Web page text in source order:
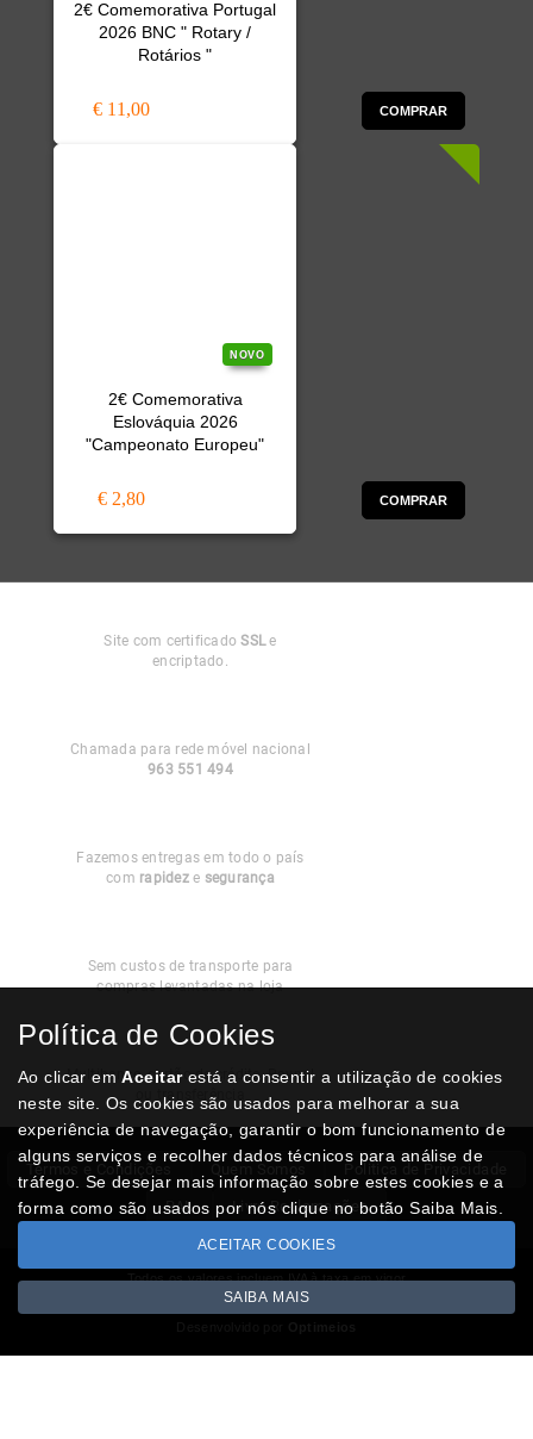
2€ Comemorativa Portugal
2026 BNC " Rotary /
Rotários "
€ 11,00 COMPRAR
NOVO
2€ Comemorativa
Eslováquia 2026
"Campeonato Europeu"
€ 2,80 COMPRAR
Site com certificadoSSLe
encriptado.
Chamada para rede móvel nacional
963 551 494
Fazemos entregas em todo o país
com rapideze segurança
Sem custos de transporte para
compras levantadas na loja
Modos dePagamento
Multibanco, cartão de crédito, Paypal
ou transferência
Termos e Condições Politica de Privacidade
RAL Livro Reclamações
Todos os valores incluem IVA à taxa em vigor
Copyright © NUMISMATICAJA.com 2026
Política de Cookies
Ao clicar emAceitarestá a consentir a utilização de cookies
neste site. Os cookies são usados para melhorar a sua
experiência de navegação, garantir o bom funcionamento de
alguns serviços e recolher dados técnicos para análise de
tráfego. Se desejar mais informação sobre estes cookies e a
forma como são usados por nós clique no botão Saiba Mais.
ACEITAR COOKIES
SAIBA MAIS